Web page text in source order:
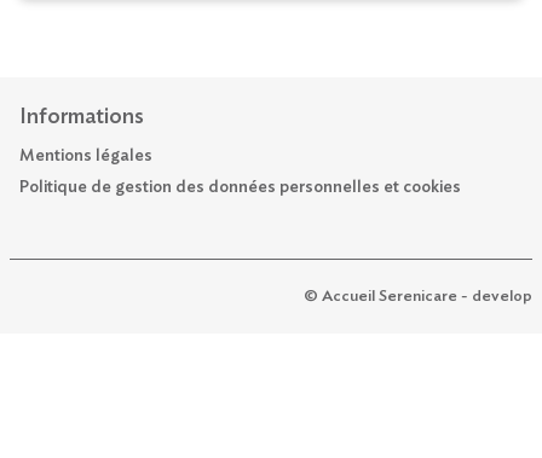
Informations
Mentions légales
Politique de gestion des données personnelles et cookies
© Accueil Serenicare - develop